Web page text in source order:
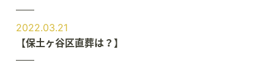
2022.03.21
【保土ヶ谷区直葬は？】